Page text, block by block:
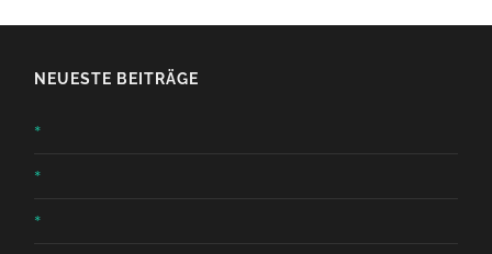
NEUESTE BEITRÄGE
*
*
*